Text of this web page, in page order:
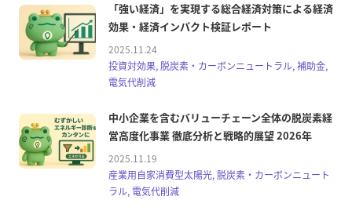
「強い経済」を実現する総合経済対策による経済
効果・経済インパクト検証レポート
2025.11.24
投資対効果, 脱炭素・カーボンニュートラル, 補助金,
電気代削減
中小企業を含むバリューチェーン全体の脱炭素経
営高度化事業 徹底分析と戦略的展望 2026年
2025.11.19
産業用自家消費型太陽光, 脱炭素・カーボンニュート
ラル, 電気代削減